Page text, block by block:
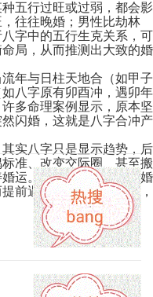
五行过旺或过弱，都会影
往往晚婚；男性比劫林
字中的五行生克关系，可
局，从而推测出大致的婚
年与日柱天地合（如甲子
八字原有卯酉冲，遇卯年
多命理案例显示，原本坚
闪婚，这就是八字合冲产
实八字只是显示趋势，后
准、改变交际圈、甚至搬
运。不少测算显示会晚婚
前遇到了良缘。这说明，